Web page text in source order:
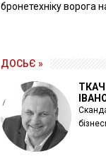
бронетехніку ворога
ДОСЬЄ »